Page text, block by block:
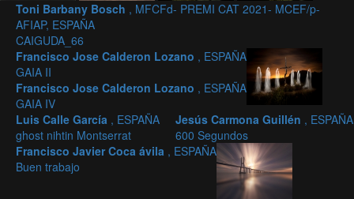
Toni Barbany Bosch , MFCFd- PREMI CAT 2021- MCEF/p-
AFIAP, ESPAÑA
CAIGUDA_66
Francisco Jose Calderon Lozano , ESPAÑA
GAIA II
Francisco Jose Calderon Lozano , ESPAÑA
GAIA IV
Luis Calle García , ESPAÑA
ghost nihtin Montserrat
Jesús Carmona Guillén , ESPAÑA
600 Segundos
Francisco Javier Coca ávila , ESPAÑA
Buen trabajo